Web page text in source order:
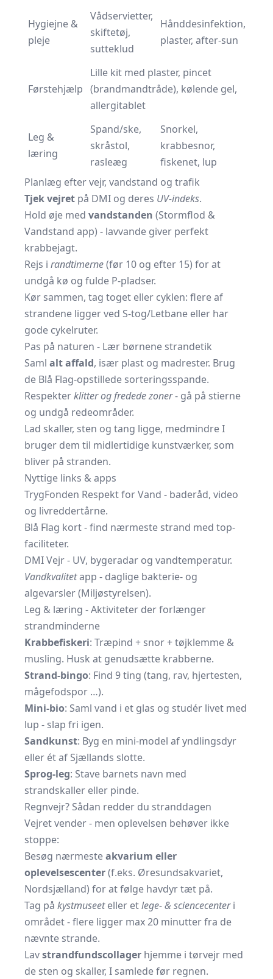
Hygiejne &
pleje
Vådservietter,
skiftetøj,
sutteklud
Hånddesinfektion,
plaster, after-sun
Førstehjælp
Lille kit med plaster, pincet
(brandmandtråde), kølende gel,
allergitablet
Leg &
læring
Spand/ske,
skråstol,
rasleæg
Snorkel,
krabbesnor,
fiskenet, lup
Planlæg efter vejr, vandstand og trafik
Tjek vejret på DMI og deres UV-indeks.
Hold øje med vandstanden (Stormflod &
Vandstand app) - lavvande giver perfekt
krabbejagt.
Rejs i randtimerne(før 10 og efter 15) for at
undgå kø og fulde P-pladser.
Kør sammen, tag toget eller cyklen: flere af
strandene ligger ved S-tog/Letbane eller har
gode cykelruter.
Pas på naturen - Lær børnene strandetik
Saml alt affald, især plast og madrester. Brug
de Blå Flag-opstillede sorteringsspande.
Respekterklitter og fredede zoner- gå på stierne
og undgå redeområder.
Lad skaller, sten og tang ligge, medmindre I
bruger dem til midlertidige kunstværker, som
bliver på stranden.
Nyttige links & apps
TrygFonden Respekt for Vand - baderåd, video
og livreddertårne.
Blå Flag kort- find nærmeste strand med top-
faciliteter.
DMI Vejr- UV, bygeradar og vandtemperatur.
Vandkvalitetapp - daglige bakterie- og
algevarsler (Miljøstyrelsen).
Leg & læring - Aktiviteter der forlænger
strandminderne
Krabbefiskeri: Træpind + snor + tøjklemme &
musling. Husk at genudsætte krabberne.
Strand-bingo: Find 9 ting (tang, rav, hjertesten,
mågefodspor …).
Mini-bio: Saml vand i et glas og studér livet med
lup - slap fri igen.
Sandkunst: Byg en mini-model af yndlingsdyr
eller ét af Sjællands slotte.
Sprog-leg: Stave barnets navn med
strandskaller eller pinde.
Regnvejr? Sådan redder du stranddagen
Vejret vender - men oplevelsen behøver ikke
stoppe:
Besøg nærmesteakvarium eller
oplevelsescenter(f.eks. Øresundsakvariet,
Nordsjælland) for at følge havdyr tæt på.
Tag på kystmuseeteller etlege- & sciencecenteri
området - flere ligger max 20 minutter fra de
nævnte strande.
Lavstrandfundscollager hjemme i tørvejr med
de sten og skaller, I samlede før regnen.